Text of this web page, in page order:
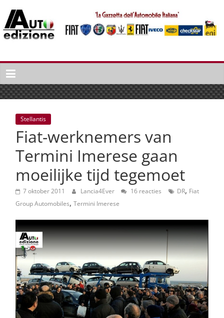
naar
inhoud
Auto
Edizione
La
Gazetta
dell'Automobile
Italiana
Italiaans
autonieuws
lifestyle
Stellantis
Fiat-werknemers van
Termini Imerese gaan
moeilijke tijd tegemoet
7 oktober 2011 Lancia4Ever 16 reacties DR, Fiat
Group Automobiles, Termini Imerese